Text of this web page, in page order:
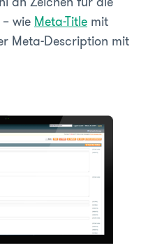
wie Meta-Title mit
Meta-Description mit